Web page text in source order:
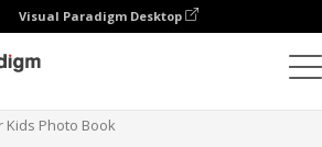
Visual Paradigm Desktop
Kids Photo Book